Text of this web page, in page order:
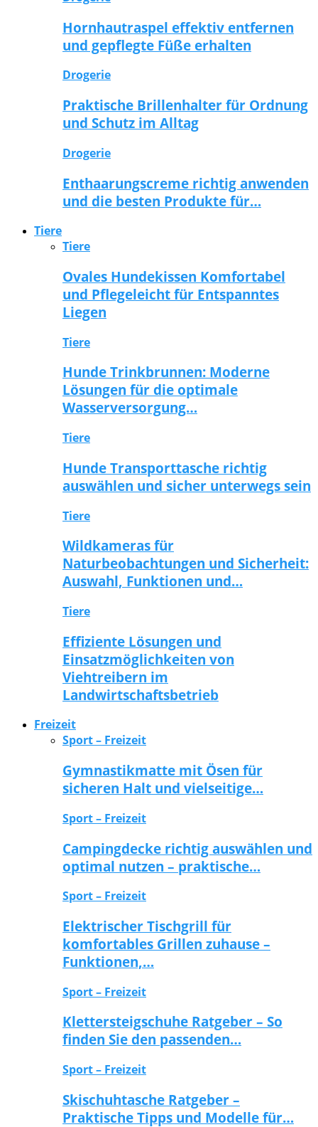
Hornhautraspel effektiv entfernen
und gepflegte Füße erhalten
Drogerie
Praktische Brillenhalter für Ordnung
und Schutz im Alltag
Drogerie
Enthaarungscreme richtig anwenden
und die besten Produkte für…
Tiere
Tiere
Ovales Hundekissen Komfortabel
und Pflegeleicht für Entspanntes
Liegen
Tiere
Hunde Trinkbrunnen: Moderne
Lösungen für die optimale
Wasserversorgung…
Tiere
Hunde Transporttasche richtig
auswählen und sicher unterwegs sein
Tiere
Wildkameras für
Naturbeobachtungen und Sicherheit:
Auswahl, Funktionen und…
Tiere
Effiziente Lösungen und
Einsatzmöglichkeiten von
Viehtreibern im
Landwirtschaftsbetrieb
Freizeit
Sport – Freizeit
Gymnastikmatte mit Ösen für
sicheren Halt und vielseitige…
Sport – Freizeit
Campingdecke richtig auswählen und
optimal nutzen – praktische…
Sport – Freizeit
Elektrischer Tischgrill für
komfortables Grillen zuhause –
Funktionen,…
Sport – Freizeit
Klettersteigschuhe Ratgeber – So
finden Sie den passenden…
Sport – Freizeit
Skischuhtasche Ratgeber –
Praktische Tipps und Modelle für…